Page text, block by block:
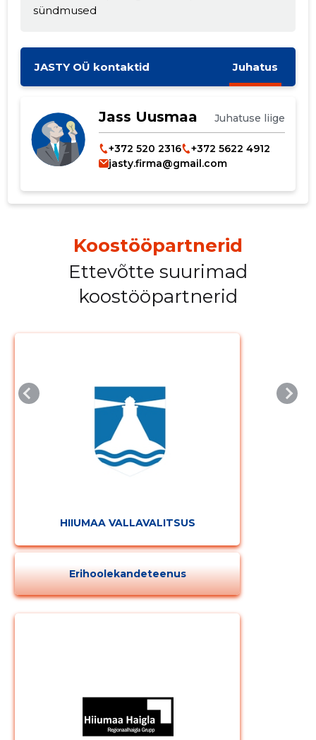
sündmused
JASTY OÜ kontaktid Juhatus
Jass Uusmaa Juhatuse liige
+372 520 2316
+372 5622 4912
jasty.firma@gmail.com
Koostööpartnerid
Ettevõtte suurimad
koostööpartnerid
HIIUMAA VALLAVALITSUS
Erihoolekandeteenus
Muuda pildi
kirjeldust
MUUDA